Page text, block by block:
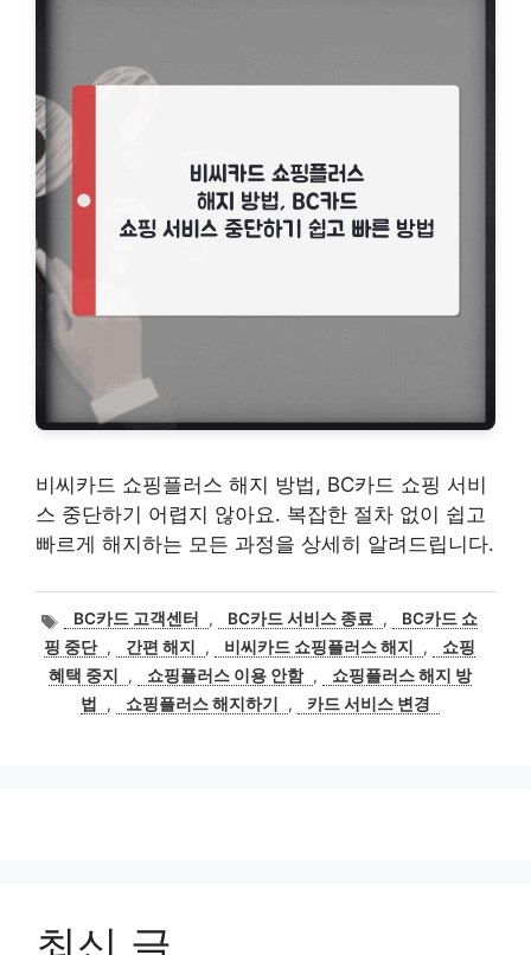
비씨카드 쇼핑플러스 해지 방법, BC카드 쇼핑 서비
스 중단하기 어렵지 않아요. 복잡한 절차 없이 쉽고
빠르게 해지하는 모든 과정을 상세히 알려드립니다.
태
그
BC카드 고객센터 , BC카드 서비스 종료 ,
BC카드 쇼
핑 중단 , 간편 해지 , 비씨카드 쇼핑플러스 해지 ,
쇼핑
혜택 중지
, 쇼핑플러스 이용 안함 ,
쇼핑플러스 해지 방
법
, 쇼핑플러스 해지하기 , 카드 서비스 변경
최신 글